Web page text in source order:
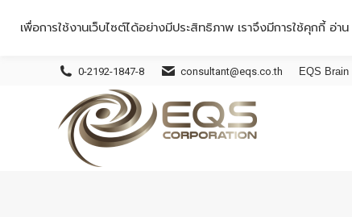
0-2192-1847-8 consultant@eqs.co.th EQS Brain
เพื่อการใช้งานเว็บไซต์ได้อย่างมีประสิทธิภาพ เราจึงมีการใช้คุกกี้ อ่าน